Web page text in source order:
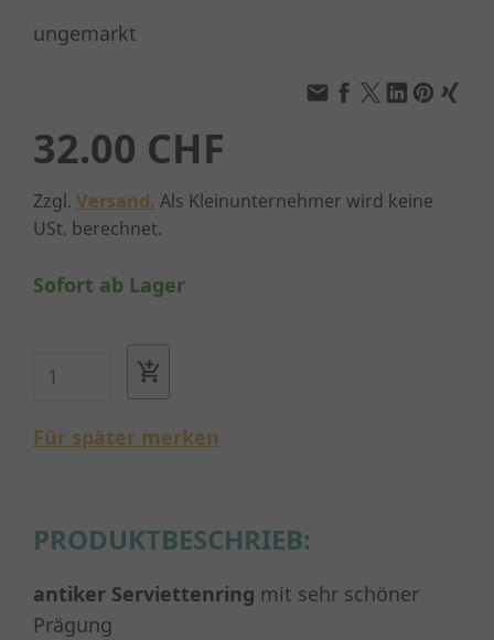
ungemarkt
32.00 CHF
Zzgl. Versand. Als Kleinunternehmer wird keine
USt. berechnet.
Sofort ab Lager
Für später merken
PRODUKTBESCHRIEB:
antiker Serviettenring mit sehr schöner
Prägung